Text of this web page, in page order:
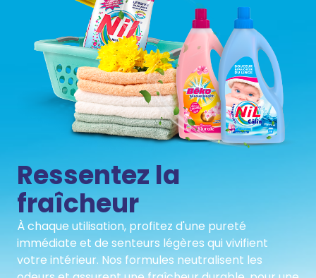
Ressentez la
fraîcheur
À chaque utilisation, profitez d'une pureté
immédiate et de senteurs légères qui vivifient
votre intérieur. Nos formules neutralisent les